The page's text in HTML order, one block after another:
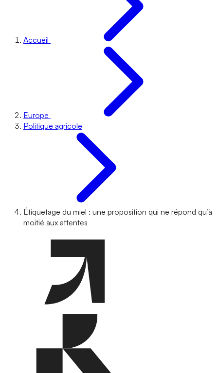
Accueil
Europe
Politique agricole
Étiquetage du miel : une proposition qui ne répond qu’à
moitié aux attentes